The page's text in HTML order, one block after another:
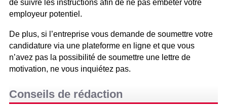
de suivre les instructions afin de ne pas embêter votre
employeur potentiel.
De plus, si l’entreprise vous demande de soumettre votre
candidature via une plateforme en ligne et que vous
n’avez pas la possibilité de soumettre une lettre de
motivation, ne vous inquiétez pas.
Conseils de rédaction